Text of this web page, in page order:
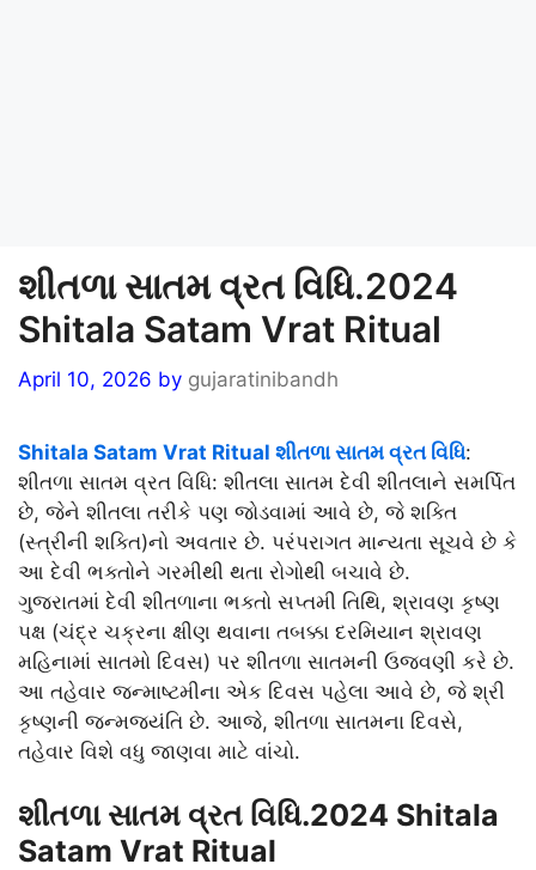
શીતળા સાતમ વ્રત વિધિ.2024
Shitala Satam Vrat Ritual
April 10, 2026 by gujaratinibandh
Shitala Satam Vrat Ritual શીતળા સાતમ વ્રત વિધિ:
શીતળા સાતમ વ્રત વિધિ: શીતલા સાતમ દેવી શીતલાને સમર્પિત
છે, જેને શીતલા તરીકે પણ જોડવામાં આવે છે, જે શક્તિ
(સ્ત્રીની શક્તિ)નો અવતાર છે. પરંપરાગત માન્યતા સૂચવે છે કે
આ દેવી ભક્તોને ગરમીથી થતા રોગોથી બચાવે છે.
ગુજરાતમાં દેવી શીતળાના ભક્તો સપ્તમી તિથિ, શ્રાવણ કૃષ્ણ
પક્ષ (ચંદ્ર ચક્રના ક્ષીણ થવાના તબક્કા દરમિયાન શ્રાવણ
મહિનામાં સાતમો દિવસ) પર શીતળા સાતમની ઉજવણી કરે છે.
આ તહેવાર જન્માષ્ટમીના એક દિવસ પહેલા આવે છે, જે શ્રી
કૃષ્ણની જન્મજયંતિ છે. આજે, શીતળા સાતમના દિવસે,
તહેવાર વિશે વધુ જાણવા માટે વાંચો.
શીતળા સાતમ વ્રત વિધિ.2024 Shitala
Satam Vrat Ritual